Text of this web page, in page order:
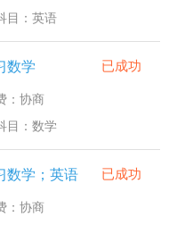
目：英语
数学 已成功
：协商
目：数学
数学；英语 已成功
：协商